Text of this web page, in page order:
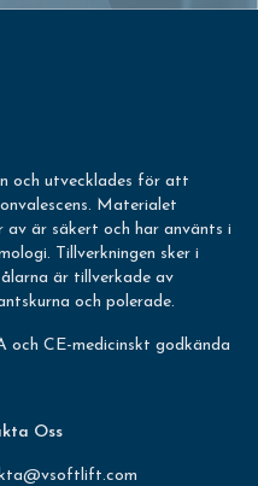
och utvecklades för att
Materialet
är säkert och har använts i
Tillverkningen sker i
är tillverkade av
och polerade.
CE-medicinskt godkända
Oss